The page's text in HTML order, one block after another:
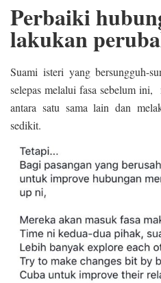
Perbaiki
lakukan
Suami isteri yang bersungguh-
selepas melalui fasa sebelum ini,
antara satu sama lain dan
sedikit.